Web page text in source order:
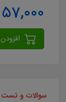
57,000
سوالات و تست